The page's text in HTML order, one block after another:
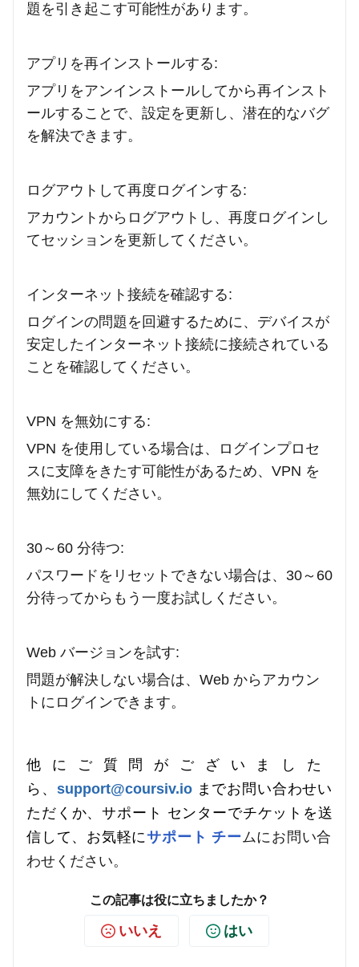
題を引き起こす可能性があります。
アプリを再インストールする:
アプリをアンインストールしてから再インスト
ールすることで、設定を更新し、潜在的なバグ
を解決できます。
ログアウトして再度ログインする:
アカウントからログアウトし、再度ログインし
てセッションを更新してください。
インターネット接続を確認する:
ログインの問題を回避するために、デバイスが
安定したインターネット接続に接続されている
ことを確認してください。
VPN を無効にする:
VPN を使用している場合は、ログインプロセ
スに支障をきたす可能性があるため、VPN を
無効にしてください。
30～60 分待つ:
パスワードをリセットできない場合は、30～60
分待ってからもう一度お試しください。
Web バージョンを試す:
問題が解決しない場合は、Web からアカウン
トにログインできます。
他にご質問がございました
ら、 support@coursiv.io までお問い合わせい
ただくか、サポート センターでチケットを送
信して、お気軽にサポート チー ムにお問い合
わせください。
この記事は役に立ちましたか？
いいえ はい